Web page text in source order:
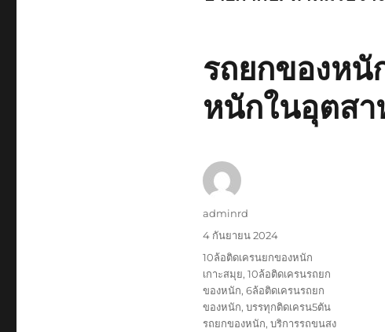
รถยกของหนั
หนักในอุตสา
ผู้
เขียน
adminrd
เขียน
เมื่อ
4 กันยายน 2024
ป้าย
กำกับ
10ล้อติดเครนยกของหนัก
เกาะสมุย, 10ล้อติดเครนรถยก
ของหนัก, 6ล้อติดเครนรถยก
ของหนัก, บรรทุกติดเครน5ตัน
รถยกของหนัก, บริการรถขนสง